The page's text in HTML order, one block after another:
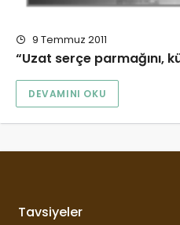
9 Temmuz 2011
“Uzat serçe parmağını,
DEVAMINI OKU
Tavsiyeler